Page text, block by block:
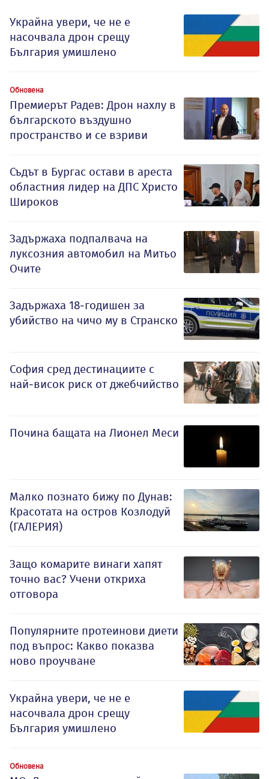
Украйна увери, че не е
насочвала дрон срещу
България умишлено
Обновена
Премиерът Радев: Дрон нахлу в
българското въздушно
пространство и се взриви
Съдът в Бургас остави в ареста
областния лидер на ДПС Христо
Широков
Задържаха подпалвача на
луксозния автомобил на Митьо
Очите
Задържаха 18-годишен за
убийство на чичо му в Странско
София сред дестинациите с
най-висок риск от джебчийство
Почина бащата на Лионел Меси
Малко познато бижу по Дунав:
Красотата на остров Козлодуй
(ГАЛЕРИЯ)
Защо комарите винаги хапят
точно вас? Учени откриха
отговора
Популярните протеинови диети
под въпрос: Какво показва
ново проучване
Украйна увери, че не е
насочвала дрон срещу
България умишлено
Обновена